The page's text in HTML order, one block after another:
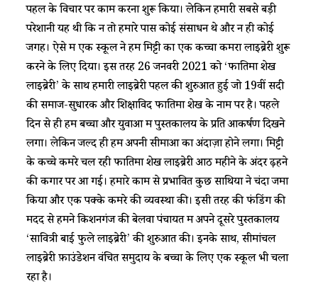
पहल के विचार पर काम करना शुरू किया। लेकिन हमारी सबसे बड़ी
परेशानी यह थी कि न तो हमारे पास कोई संसाधन थे और न ही कोई
जगह। ऐसे में एक स्कूल ने हमें मिट्टी का एक कच्चा कमरा लाइब्रेरी शुरू
करने के लिए दिया। इस तरह 26 जनवरी 2021 को ‘फातिमा शेख
लाइब्रेरी’ के साथ हमारी लाइब्रेरी पहल की शुरुआत हुई जो 19वीं सदी
की समाज-सुधारक और शिक्षाविद फातिमा शेख के नाम पर है। पहले
दिन से ही हमें बच्चों और युवाओं में पुस्तकालय के प्रति आकर्षण दिखने
लगा। लेकिन जल्द ही हमें अपनी सीमाओं का अंदाज़ा होने लगा। मिट्टी
के कच्चे कमरे चल रही फातिमा शेख लाइब्रेरी आठ महीने के अंदर ढ़हने
की कगार पर आ गई। हमारे काम से प्रभावित कुछ साथियों ने चंदा जमा
किया और एक पक्के कमरे की व्यवस्था की। इसी तरह की फंडिंग की
मदद से हमने किशनगंज की बेलवा पंचायत में अपने दूसरे पुस्तकालय
‘सावित्री बाई फुले लाइब्रेरी’ की शुरुआत की। इनके साथ, सीमांचल
लाइब्रेरी फ़ाउंडेशन वंचित समुदाय के बच्चों के लिए एक स्कूल भी चला
रहा है।